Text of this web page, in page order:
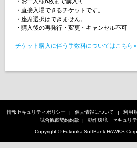
・お一人様6枚まで購入可
・直接入場できるチケットです。
・座席選択はできません。
・購入後の再発行・変更・キャンセル不可
チケット購入に伴う手数料についてはこちら»
情報セキュリティポリシー 個人情報について 利用
試合観戦契約約款
動作環境・セキュリテ
Copyright © Fukuoka SoftBank HAWKS